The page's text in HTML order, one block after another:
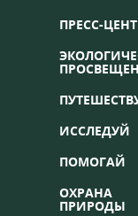
ПРЕСС-
ИССЛЕДУЙ
ПОМОГАЙ
ОХРАНА
ПРИРОДЫ